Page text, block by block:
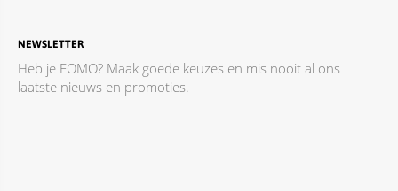
NEWSLETTER
Heb je FOMO? Maak goede keuzes en mis nooit al ons
laatste nieuws en promoties.